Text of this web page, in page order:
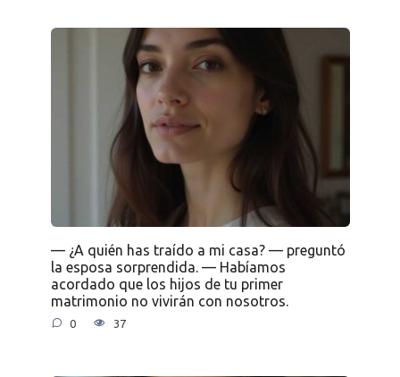
— ¿A quién has traído a mi casa? — preguntó
la esposa sorprendida. — Habíamos
acordado que los hijos de tu primer
matrimonio no vivirán con nosotros.
0 37